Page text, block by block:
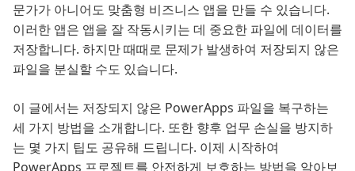
문가가 아니어도 맞춤형 비즈니스 앱을 만들 수 있습니다.
이러한 앱은 앱을 잘 작동시키는 데 중요한 파일에 데이터를
저장합니다. 하지만 때때로 문제가 발생하여 저장되지 않은
파일을 분실할 수도 있습니다.
이 글에서는 저장되지 않은 PowerApps 파일을 복구하는
세 가지 방법을 소개합니다. 또한 향후 업무 손실을 방지하
는 몇 가지 팁도 공유해 드립니다. 이제 시작하여
PowerApps 프로젝트를 안전하게 보호하는 방법을 알아보